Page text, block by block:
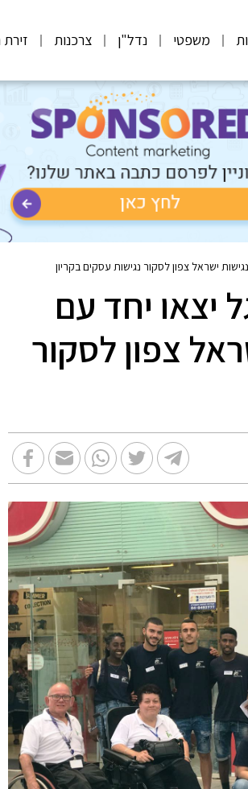
משפטי נדל"ן צרכנות
ישראל צפון לסקור נגישות עסקים בקריון
יצאו יחד עם
צפון לסקור